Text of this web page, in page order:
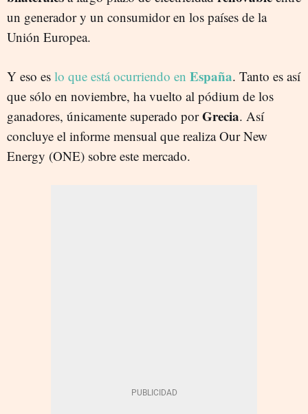
un generador y un consumidor en los países de la
Unión Europea.
Y eso es lo que está ocurriendo en España. Tanto es así
que sólo en noviembre, ha vuelto al pódium de los
ganadores, únicamente superado porGrecia. Así
concluye el informe mensual que realiza Our New
Energy (ONE) sobre este mercado.